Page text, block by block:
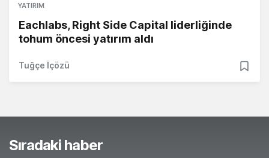
YATIRIM
Eachlabs, Right Side Capital liderliğinde
tohum öncesi yatırım aldı
Tuğçe İçözü
Sıradaki haber